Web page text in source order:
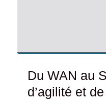
Du WAN au
d’agilité et